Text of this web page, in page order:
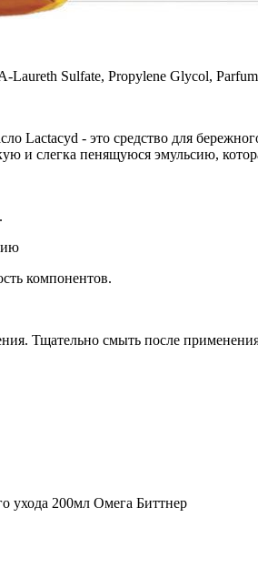
Laureth Sulfate, Propylene Glycol,
Lactacyd - это средство для
и слегка пенящуюся эмульсию,
компонентов.
Тщательно смыть после
ухода 200мл Омега Биттнер